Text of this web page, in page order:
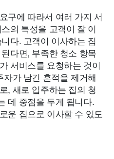
구에 따라서 여러 가지 서
의 특성을 고객이 잘 이
다. 고객이 이사하는 집
다면, 부족한 청소 항목
서비스를 요청하는 것이
가 남긴 흔적을 제거해
, 새로 입주하는 집의 청
데 중점을 두게 됩니다.
운 집으로 이사할 수 있도